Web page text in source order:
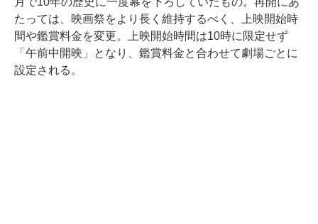
たっては、映画祭をより長く維持するべく、上映開始時
間や鑑賞料金を変更。上映開始時間は10時に限定せず
「午前中開映」となり、鑑賞料金と合わせて劇場ごとに
設定される。